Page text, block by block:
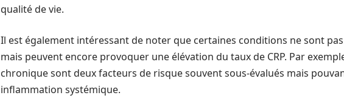
qualité de vie.
Il est également intéressant de noter que certaines conditions ne sont
mais peuvent encore provoquer une élévation du taux de CRP. Par
chronique sont deux facteurs de risque souvent sous-évalués mais
inflammation systémique.